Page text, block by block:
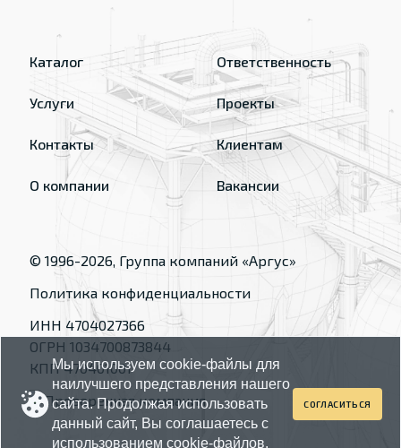
Каталог
Услуги
Контакты
О компании
Ответственность
Проекты
Клиентам
Вакансии
© 1996-2026, Группа компаний «Аргус»
Политика конфиденциальности
ИНН 4704027366
ОГРН 1034700873844
КПП 470401001
Мы используем cookie-файлы для
наилучшего представления нашего
сайта. Продолжая использовать
данный сайт, Вы соглашаетесь с
использованием cookie-файлов.
СОГЛАСИТЬСЯ